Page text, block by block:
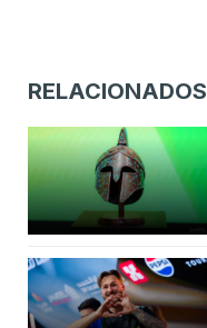
RELACIONADOS